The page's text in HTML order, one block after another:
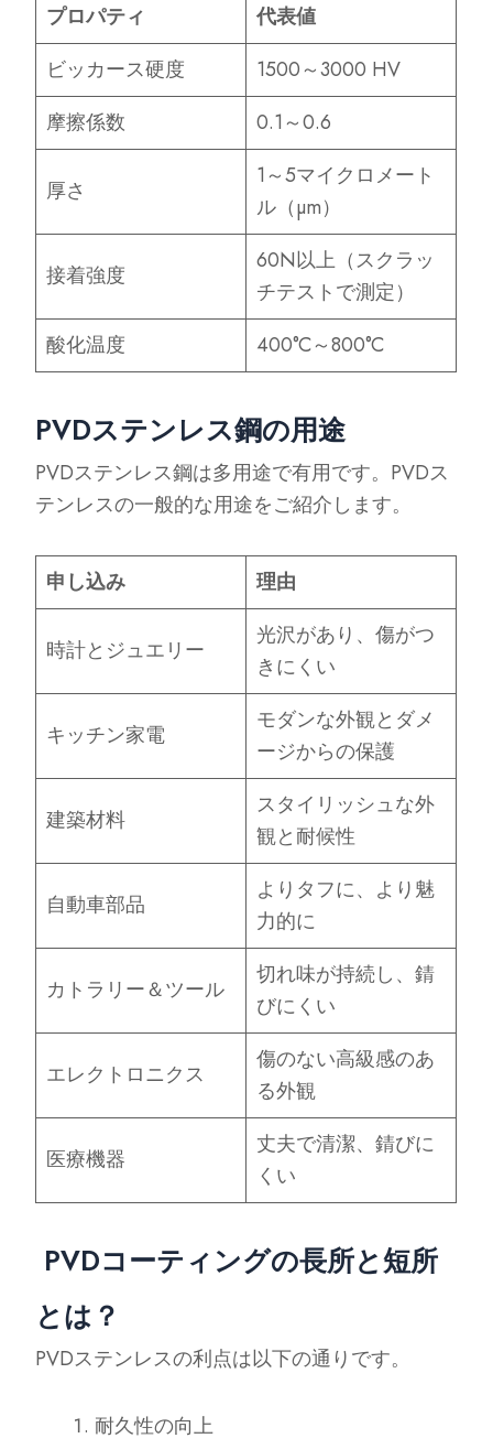
プロパティ
代表値
ビッカース硬度
1500～3000 HV
摩擦係数
0.1～0.6
厚さ
1～5マイクロメート
ル（µm）
接着強度
60N以上（スクラッ
チテストで測定）
酸化温度
400°C～800°C
PVDステンレス鋼の用途
PVDステンレス鋼は多用途で有用です。PVDス
テンレスの一般的な用途をご紹介します。
申し込み 理由
時計とジュエリー
光沢があり、傷がつ
きにくい
キッチン家電
モダンな外観とダメ
ージからの保護
建築材料
スタイリッシュな外
観と耐候性
自動車部品
よりタフに、より魅
力的に
カトラリー＆ツール
切れ味が持続し、錆
びにくい
エレクトロニクス
傷のない高級感のあ
る外観
医療機器
丈夫で清潔、錆びに
くい
PVDコーティングの長所と短所
とは？
PVDステンレスの利点は以下の通りです。
耐久性の向上